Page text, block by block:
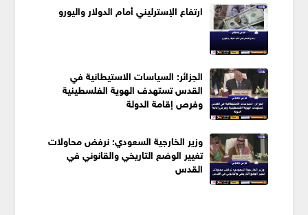
ارتفاع الإسترليني أمام الدولار واليورو
الجزائر: السياسات الاستيطانية في
القدس تستهدف الهوية الفلسطينية
وفرص إقامة الدولة
وزير الخارجية السعودي: نرفض محاولات
تغيير الوضع التاريخي والقانوني في
القدس